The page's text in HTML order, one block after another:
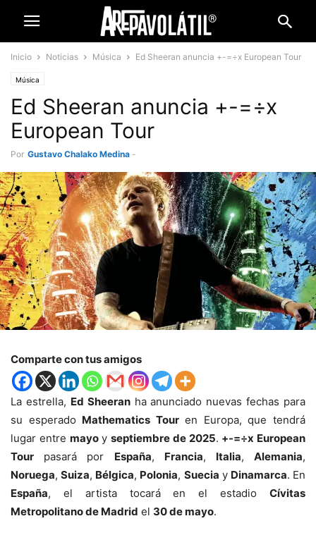
Inicio Noticias Música Ed Sheeran anuncia +-=÷x European Tour
Música
Ed Sheeran anuncia +-=÷x
European Tour
Por Gustavo Chalako Medina -
Comparte con tus amigos
La estrella, Ed Sheeranha anunciado nuevas fechas para
su esperado Mathematics Touren Europa, que tendrá
lugar entre mayoy septiembre de 2025. +-=÷x European
Tour pasará por España, Francia, Italia,Alemania,
Noruega,Suiza, Bélgica, Polonia, Suecia y Dinamarca. En
España, el artista tocará en el estadio Cívitas
Metropolitano de Madrid el 30 de mayo.